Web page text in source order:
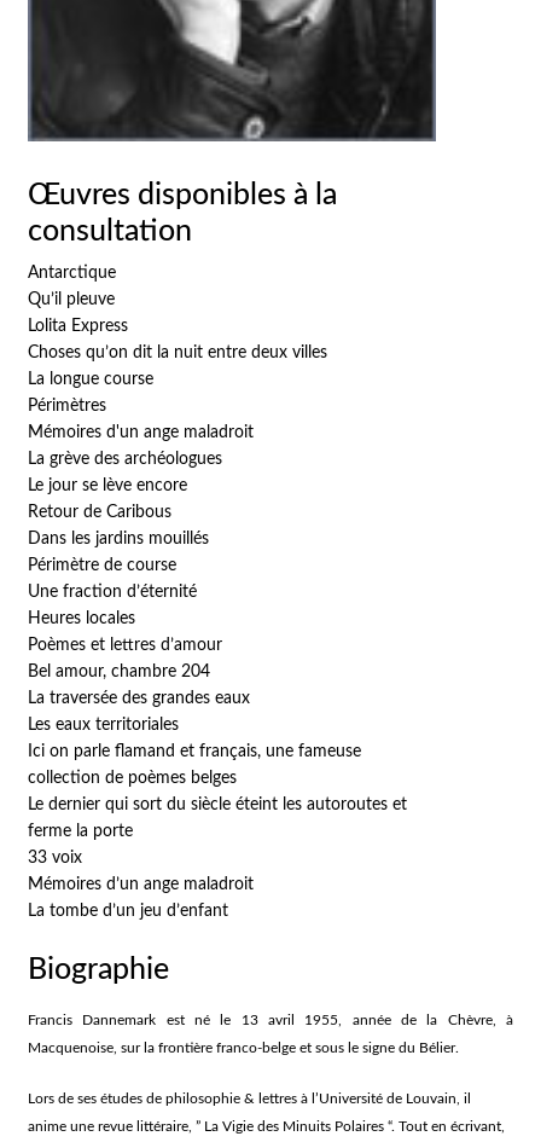
Œuvres disponibles à la
consultation
Antarctique
Qu’il pleuve
Lolita Express
Choses qu’on dit la nuit entre deux villes
La longue course
Périmètres
Mémoires d'un ange maladroit
La grève des archéologues
Le jour se lève encore
Retour de Caribous
Dans les jardins mouillés
Périmètre de course
Une fraction d’éternité
Heures locales
Poèmes et lettres d’amour
Bel amour, chambre 204
La traversée des grandes eaux
Les eaux territoriales
Ici on parle flamand et français, une fameuse
collection de poèmes belges
Le dernier qui sort du siècle éteint les autoroutes et
ferme la porte
33 voix
Mémoires d’un ange maladroit
La tombe d’un jeu d’enfant
Biographie
Francis Dannemark est né le 13 avril 1955, année de la Chèvre, à
Macquenoise, sur la frontière franco-belge et sous le signe du Bélier.
Lors de ses études de philosophie & lettres à l’Université de Louvain, il
anime une revue littéraire, ” La Vigie des Minuits Polaires “. Tout en écrivant,